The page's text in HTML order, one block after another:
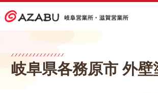
岐阜県各務原市 外壁